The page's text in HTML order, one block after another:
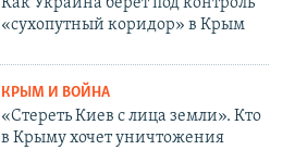
Как Украина берет под контроль
«сухопутный коридор» в Крым
КРЫМ И ВОЙНА
«Стереть Киев с лица земли». Кто
в Крыму хочет уничтожения